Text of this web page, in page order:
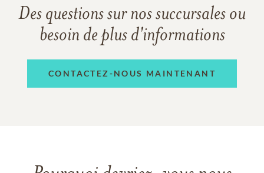
Des questions sur nos succursales ou
besoin de plus d'informations
CONTACTEZ-NOUS MAINTENANT